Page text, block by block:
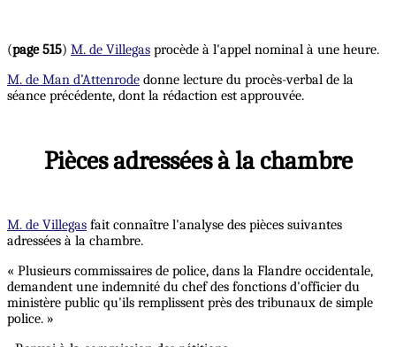
(page 515) M. de Villegas procède à l'appel nominal à une heure.
M. de Man d’Attenrode donne lecture du procès-verbal de la
séance précédente, dont la rédaction est approuvée.
Pièces adressées à la chambre
M. de Villegas fait connaître l'analyse des pièces suivantes
adressées à la chambre.
« Plusieurs commissaires de police, dans la Flandre occidentale,
demandent une indemnité du chef des fonctions d'officier du
ministère public qu'ils remplissent près des tribunaux de simple
police. »